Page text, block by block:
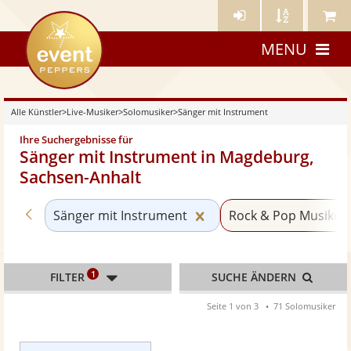
Künstler- Künstler Meine
eventpeppers
MENU
Alle Künstler>Live-Musiker>Solomusiker>Sänger mit Instrument
Ihre Suchergebnisse für
Sänger mit Instrument in Magdeburg,
Sachsen-Anhalt
Zurück zu «Solomusiker»
Sänger mit Instrument Kategorie «Sänger
Rock & Pop Musiker
FILTER 1 SUCHE ÄNDERN
Seite 1 von 3 71 Solomusiker